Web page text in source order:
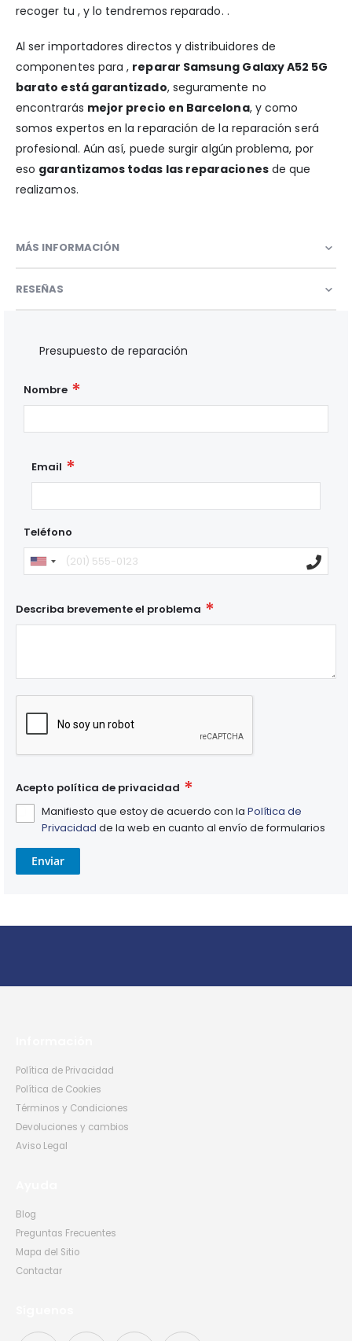
recoger tu , y lo tendremos reparado. .
Al ser importadores directos y distribuidores de
componentes para , reparar Samsung Galaxy A52 5G
barato está garantizado, seguramente no
encontrarás mejor precio en Barcelona, y como
somos expertos en la reparación de la reparación será
profesional. Aún así, puede surgir algún problema, por
eso garantizamos todas las reparacionesde que
realizamos.
MÁS INFORMACIÓN
RESEÑAS
Presupuesto de reparación
Nombre
Email
Teléfono
Describa brevemente el problema
Acepto política de privacidad
Manifiesto que estoy de acuerdo con la Política de
Privacidad de la web en cuanto al envío de formularios
Enviar
Política de Privacidad
Política de Cookies
Términos y Condiciones
Devoluciones y cambios
Aviso Legal
Blog
Preguntas Frecuentes
Mapa del Sitio
Contactar